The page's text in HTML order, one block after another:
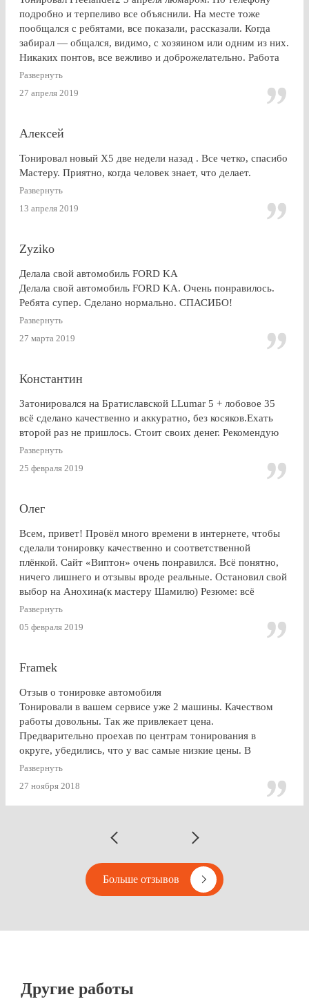
подробно и терпеливо все объяснили. На месте тоже
пообщался с ребятами, все показали, рассказали. Когда
забирал — общался, видимо, с хозяином или одним из них.
Никаких понтов, все вежливо и доброжелательно. Работа
сделана очень качественно, пленка лежит до самой кромки
стекла (есть, правда, неравномерность на разных стеклах,
но это я уже придираюсь). По сравнению с другими
посоветоваться обращаться к этим ребятам? Однозначно,
Развернуть
27 апреля 2019
Алексей
Тонировал новый Х5 две недели назад . Все четко, спасибо
Мастеру. Приятно, когда человек знает, что делает.
Развернуть
13 апреля 2019
Zyziko
Делала свой автомобиль FORD KA
Делала свой автомобиль FORD KA. Очень понравилось.
Ребята супер. Сделано нормально. СПАСИБО!
Развернуть
27 марта 2019
Константин
Затонировался на Братиславской LLumar 5 + лобовое 35
всё сделано качественно и аккуратно, без косяков.Ехать
второй раз не пришлось. Стоит своих денег. Рекомендую
Развернуть
25 февраля 2019
Олег
Всем, привет! Провёл много времени в интернете, чтобы
сделали тонировку качественно и соответственной
плёнкой. Сайт «Виптон» очень понравился. Всё понятно,
ничего лишнего и отзывы вроде реальные. Остановил свой
выбор на Анохина(к мастеру Шамилю) Резюме: всё
именно так, как и написано в отзывах!!!) Я остался очень
Развернуть
05 февраля 2019
Framek
Отзыв о тонировке автомобиля
Тонировали в вашем сервисе уже 2 машины. Качеством
работы довольны. Так же привлекает цена.
Предварительно проехав по центрам тонирования в
округе, убедились, что у вас самые низкие цены. В
будущем, думаю, будем так же пользоваться услугами
Развернуть
27 ноября 2018
Больше отзывов
Другие работы